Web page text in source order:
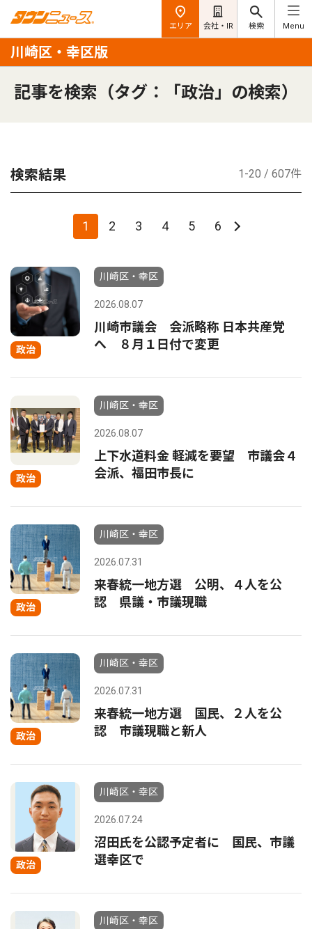
エリア 会社・IR 検索 Menu
川崎区・幸区版
記事を検索（タグ：「政治」の検索）
検索結果 1-20 / 607件
1 2 3 4 5 6
政治
川崎区・幸区
2026.08.07
川崎市議会 会派略称 日本共産党
へ ８月１日付で変更
政治
川崎区・幸区
2026.08.07
上下水道料金 軽減を要望 市議会４
会派、福田市長に
政治
川崎区・幸区
2026.07.31
来春統一地方選 公明、４人を公
認 県議・市議現職
政治
川崎区・幸区
2026.07.31
来春統一地方選 国民、２人を公
認 市議現職と新人
政治
川崎区・幸区
2026.07.24
沼田氏を公認予定者に 国民、市議
選幸区で
川崎区・幸区